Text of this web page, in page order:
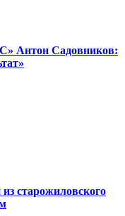
Антон Садовников:
старожиловского